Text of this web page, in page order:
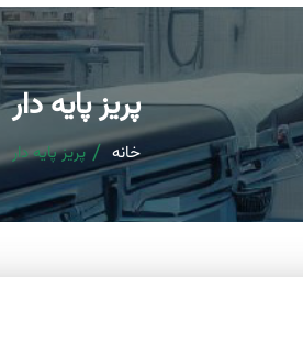
پریز پایه دار
خانه پریز پایه دار